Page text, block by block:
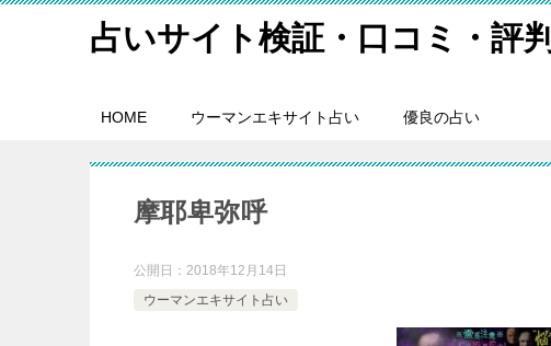
占いサイト検証・口コミ・評判
HOME ウーマンエキサイト占い 優良の占い
摩耶卑弥呼
公開日： 2018年12月14日
ウーマンエキサイト占い